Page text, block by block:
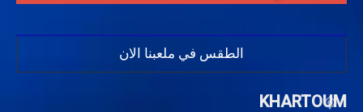
الطقس في ملعبنا الان
KHARTOUM